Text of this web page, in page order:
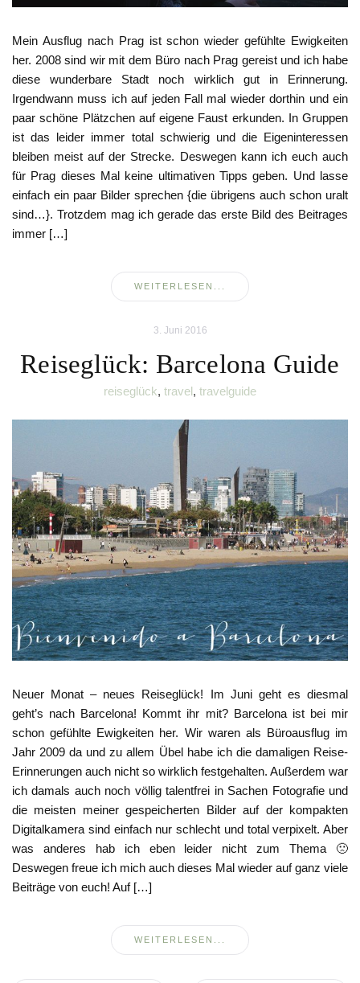
Mein Ausflug nach Prag ist schon wieder gefühlte Ewigkeiten
her. 2008 sind wir mit dem Büro nach Prag gereist und ich habe
diese wunderbare Stadt noch wirklich gut in Erinnerung.
Irgendwann muss ich auf jeden Fall mal wieder dorthin und ein
paar schöne Plätzchen auf eigene Faust erkunden. In Gruppen
ist das leider immer total schwierig und die Eigeninteressen
bleiben meist auf der Strecke. Deswegen kann ich euch auch
für Prag dieses Mal keine ultimativen Tipps geben. Und lasse
einfach ein paar Bilder sprechen {die übrigens auch schon uralt
sind…}. Trotzdem mag ich gerade das erste Bild des Beitrages
immer […]
WEITERLESEN...
3. Juni 2016
Reiseglück: Barcelona Guide
reiseglück, travel, travelguide
Neuer Monat – neues Reiseglück! Im Juni geht es diesmal
geht’s nach Barcelona! Kommt ihr mit? Barcelona ist bei mir
schon gefühlte Ewigkeiten her. Wir waren als Büroausflug im
Jahr 2009 da und zu allem Übel habe ich die damaligen Reise-
Erinnerungen auch nicht so wirklich festgehalten. Außerdem war
ich damals auch noch völlig talentfrei in Sachen Fotografie und
die meisten meiner gespeicherten Bilder auf der kompakten
Digitalkamera sind einfach nur schlecht und total verpixelt. Aber
was anderes hab ich eben leider nicht zum Thema 🙁
Deswegen freue ich mich auch dieses Mal wieder auf ganz viele
Beiträge von euch! Auf […]
WEITERLESEN...